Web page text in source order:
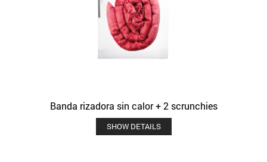
Banda rizadora sin calor + 2 scrunchies
SHOW DETAILS